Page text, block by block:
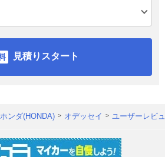
見積りスタート
ホンダ(HONDA) オデッセイ ユーザーレビ